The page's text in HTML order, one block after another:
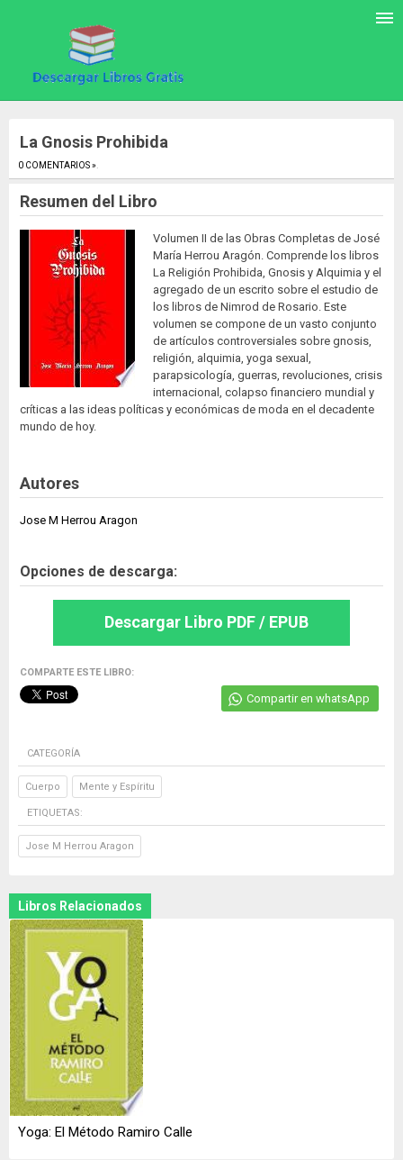
La Gnosis Prohibida
0 COMENTARIOS ».
Resumen del Libro
Volumen II de las Obras Completas de José
María Herrou Aragón. Comprende los libros
La Religión Prohibida, Gnosis y Alquimia y el
agregado de un escrito sobre el estudio de
los libros de Nimrod de Rosario. Este
volumen se compone de un vasto conjunto
de artículos controversiales sobre gnosis,
religión, alquimia, yoga sexual,
parapsicología, guerras, revoluciones, crisis
internacional, colapso financiero mundial y
críticas a las ideas políticas y económicas de moda en el decadente
mundo de hoy.
Autores
Jose M Herrou Aragon
Opciones de descarga:
Descargar Libro PDF / EPUB
COMPARTE ESTE LIBRO:
Compartir en whatsApp
CATEGORÍA
Cuerpo Mente y Espíritu
ETIQUETAS:
Jose M Herrou Aragon
Libros Relacionados
Yoga: El Método Ramiro Calle